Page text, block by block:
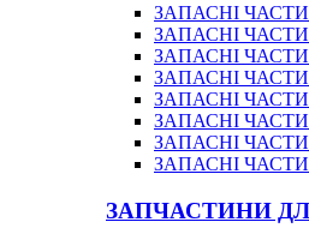
ЗАПАСНІ
ЗАПАСНІ
ЗАПАСНІ
ЗАПАСНІ
ЗАПАСНІ
ЗАПАСНІ
ЗАПАСНІ
ЗАПАСНІ
ЗАПЧАСТИНИ